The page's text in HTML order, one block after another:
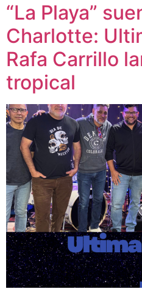
“La Playa”
Charlotte:
Rafa Carrillo
tropical